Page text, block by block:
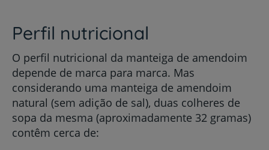
Perfil nutricional
O perfil nutricional da manteiga de amendoim
depende de marca para marca. Mas
considerando uma manteiga de amendoim
natural (sem adição de sal), duas colheres de
sopa da mesma (aproximadamente 32 gramas)
contêm cerca de: